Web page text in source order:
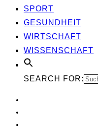
SPORT
GESUND­HEIT
WIRT­SCHAFT
WIS­SEN­SCHAFT
SEARCH FOR: